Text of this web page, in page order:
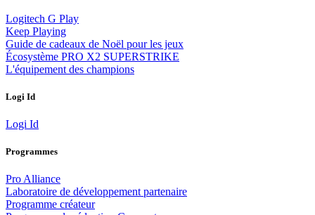
Logitech G Play
Keep Playing
Guide de cadeaux de Noël pour les jeux
Écosystème PRO X2 SUPERSTRIKE
L'équipement des champions
Logi Id
Logi Id
Programmes
Pro Alliance
Laboratoire de développement partenaire
Programme créateur